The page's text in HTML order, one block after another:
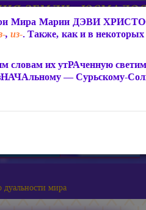
мира
Мира Марии ДЭВИ
,из-. Также, как и в
словам их утРАченную
— Сурьскому-